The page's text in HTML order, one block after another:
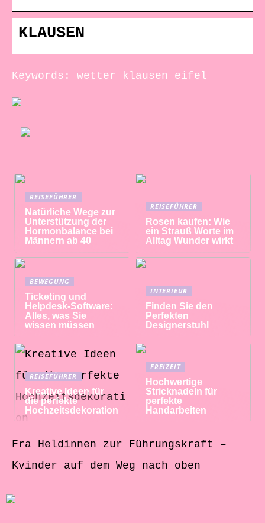
KLAUSEN
Keywords: wetter klausen eifel
REISEFÜHRER
Natürliche Wege zur
Unterstützung der
Hormonbalance bei
Männern ab 40
REISEFÜHRER
Rosen kaufen: Wie
ein Strauß Worte im
Alltag Wunder wirkt
BEWEGUNG
Ticketing und
Helpdesk-Software:
Alles, was Sie
wissen müssen
INTERIEUR
Finden Sie den
Perfekten
Designerstuhl
REISEFÜHRER
Kreative Ideen für
die perfekte
Hochzeitsdekoration
FREIZEIT
Hochwertige
Stricknadeln für
perfekte
Handarbeiten
Fra Heldinnen zur Führungskraft –
Kvinder auf dem Weg nach oben